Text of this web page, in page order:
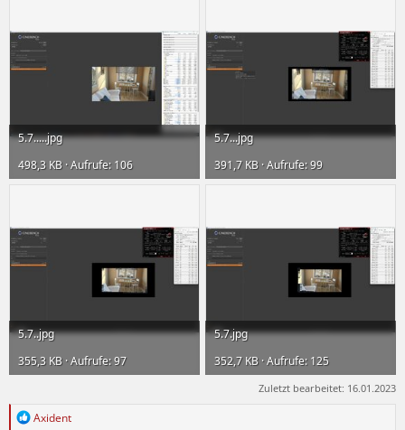
5.7.....jpg
498,3 KB · Aufrufe: 106
5.7...jpg
391,7 KB · Aufrufe: 99
5.7..jpg
355,3 KB · Aufrufe: 97
5.7.jpg
352,7 KB · Aufrufe: 125
Zuletzt bearbeitet: 16.01.2023
R
Axident